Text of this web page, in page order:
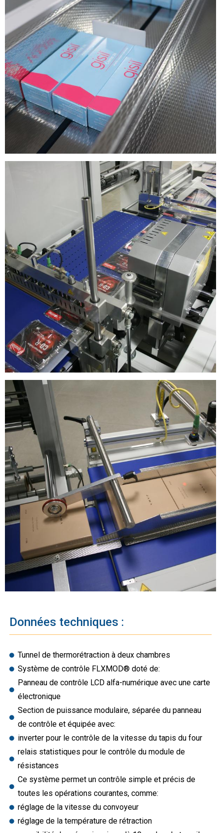
Données techniques :
Tunnel de thermorétraction à deux chambres
Système de contrôle FLXMOD® doté de:
Panneau de contrôle LCD alfa-numérique avec une carte
électronique
Section de puissance modulaire, séparée du panneau
de contrôle et équipée avec:
inverter pour le contrôle de la vitesse du tapis du four
relais statistiques pour le contrôle du module de
résistances
Ce système permet un contrôle simple et précis de
toutes les opérations courantes, comme:
réglage de la vitesse du convoyeur
réglage de la température de rétraction